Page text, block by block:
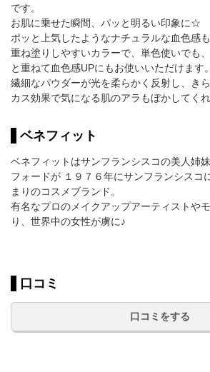
です。
お肌に乗せた瞬間、パッと明るい印象に☆
ポッと上気したようなナチュラルな血色感
重ね塗りしやすいカラーで、単色使いでも
と重ねて血色感UPにもお使いいただけます。
繊細なパウダーが光を柔らかく反射し、き
カス効果で気になる肌のアラもぼかしてくれ
ベネフィット
ベネフィットはサンフランシスコの美人姉
フォードが １９７６年にサンフランシスコ
まりのコスメブランド。
有名なプロのメイクアップアーティストや
り、世界中の女性が虜に♪
口コミ
口コミをする